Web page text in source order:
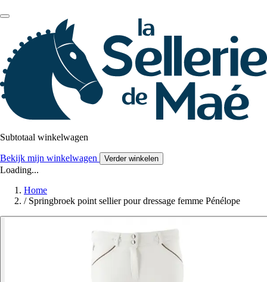
Subtotaal winkelwagen
Bekijk mijn winkelwagen Verder winkelen
Loading...
Home
/ Springbroek point sellier pour dressage femme Pénélope